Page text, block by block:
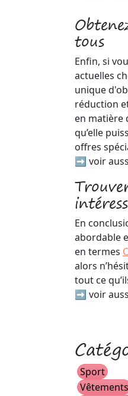
tous
Enfin, si
actuelles
unique
réduction
en matière
qu’elle
offres
➡️ voir
En
abordable
en termes
alors
tout ce
➡️ voir
Sport
Vêtements